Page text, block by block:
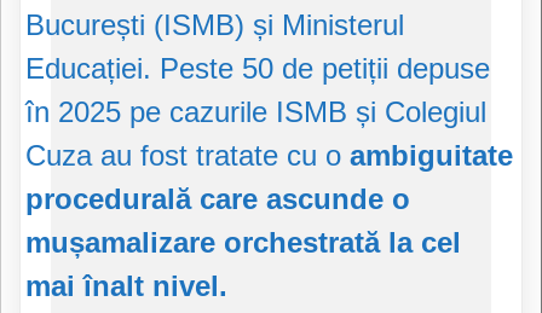
București (ISMB) și Ministerul
Educației. Peste 50 de petiții depuse
în 2025 pe cazurile ISMB și Colegiul
Cuza au fost tratate cu o ambiguitate
procedurală care ascunde o
mușamalizare orchestrată la cel
mai înalt nivel.